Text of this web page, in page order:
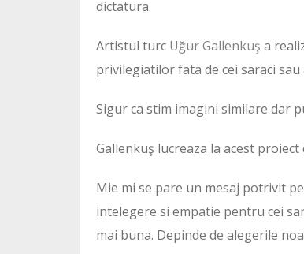
dictatura.
Artistul turc Uğur Gallenkuş a
privilegiatilor fata de cei saraci
Sigur ca stim imagini similare dar
Gallenkuş lucreaza la acest
Mie mi se pare un mesaj potrivit
intelegere si empatie pentru cei
mai buna. Depinde de alegerile